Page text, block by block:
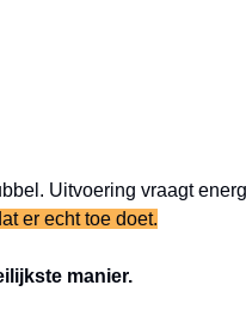
Uitvoering vraagt
er echt toe doet.
manier.